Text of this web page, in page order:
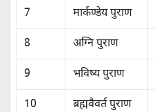
7 मार्कण्डेय पुराण
8 अग्नि पुराण
9 भविष्य पुराण
10 ब्रह्मवैवर्त पुराण